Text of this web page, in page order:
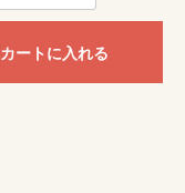
カートに入れる